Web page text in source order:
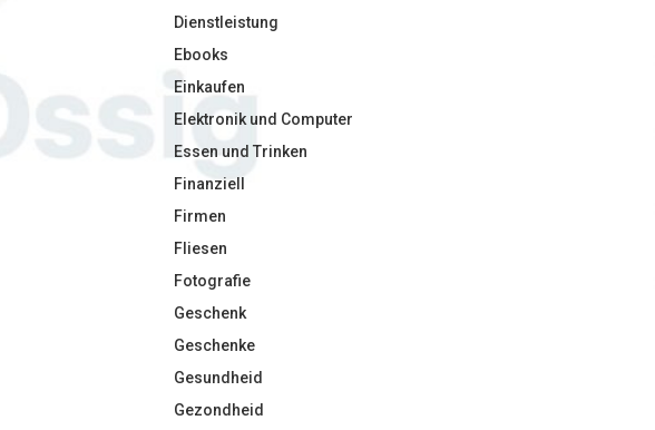
Dienstleistung
Ebooks
Einkaufen
Elektronik und Computer
Essen und Trinken
Finanziell
Firmen
Fliesen
Fotografie
Geschenk
Geschenke
Gesundheid
Gezondheid